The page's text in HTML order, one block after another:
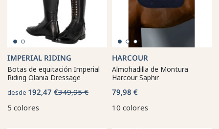
IMPERIAL RIDING
Botas de equitación Imperial
Riding Olania Dressage
desde 192,47 €349,95 €
5 colores
HARCOUR
Almohadilla de Montura
Harcour Saphir
79,98 €
10 colores